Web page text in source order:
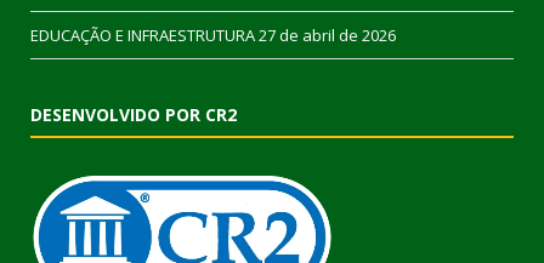
EDUCAÇÃO E INFRAESTRUTURA27 de abril de 2026
DESENVOLVIDO POR CR2